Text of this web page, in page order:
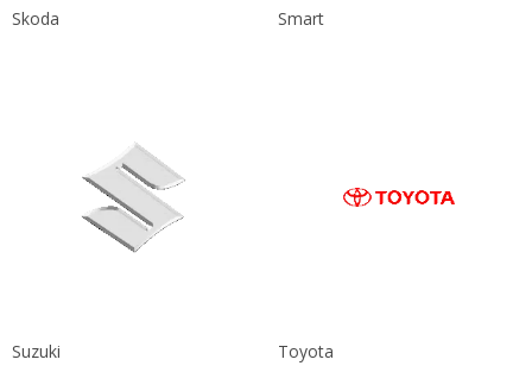
Skoda Smart
Suzuki Toyota